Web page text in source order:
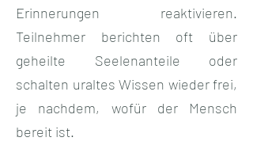
Erinnerungen reaktivieren.
Teilnehmer berichten oft über
geheilte Seelenanteile oder
schalten uraltes Wissen wieder frei,
je nachdem, wofür der Mensch
bereit ist.